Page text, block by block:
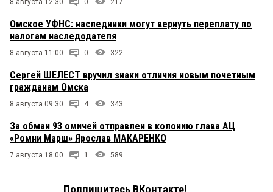
Омское УФНС: наследники могут вернуть переплату по
налогам наследодателя
8 августа 11:00 0 322
Сергей ШЕЛЕСТ вручил знаки отличия новым почетным
гражданам Омска
8 августа 09:30 4 343
За обман 93 омичей отправлен в колонию глава АЦ
«Ромни Марш» Ярослав МАКАРЕНКО
7 августа 18:00 1 589